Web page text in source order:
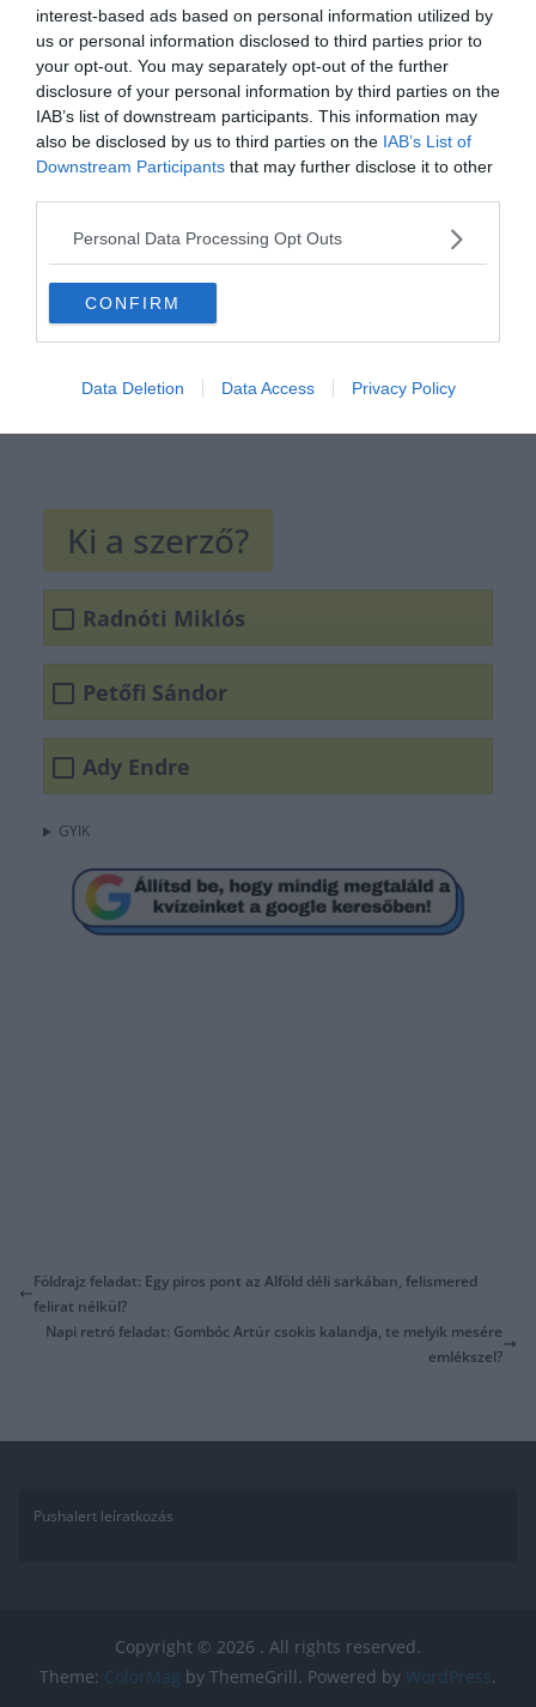
interest-based ads based on personal information utilized by
us or personal information disclosed to third parties prior to
your opt-out. You may separately opt-out of the further
disclosure of your personal information by third parties on the
IAB’s list of downstream participants. This information may
also be disclosed by us to third parties on the IAB’s List of
Downstream Participants that may further disclose it to other
Personal Data Processing Opt Outs
CONFIRM
Data Deletion Data Access Privacy Policy
Hirdetés
Ki a szerző?
Radnóti Miklós
Petőfi Sándor
Ady Endre
GYIK
Földrajz feladat: Egy piros pont az Alföld déli sarkában, felismered
felirat nélkül?
Napi retró feladat: Gombóc Artúr csokis kalandja, te melyik mesére
emlékszel?
Pushalert leíratkozás
Copyright © 2026 . All rights reserved.
Theme: ColorMag by ThemeGrill. Powered by WordPress.